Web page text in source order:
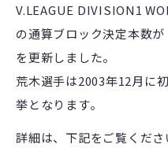
V.LEAGUE DIVISION1
の通算ブロック決定本数
を更新しました。
荒木選手は2003年12月に
挙となります。
詳細は、下記をご覧くださ